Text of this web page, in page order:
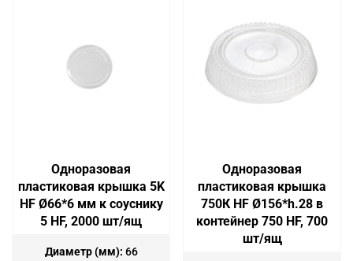
Одноразовая
пластиковая крышка 5K
HF Ø66*6 мм к соуснику
5 HF, 2000 шт/ящ
Диаметр (мм): 66
Одноразовая
пластиковая крышка
750К HF Ø156*h.28 в
контейнер 750 HF, 700
шт/ящ